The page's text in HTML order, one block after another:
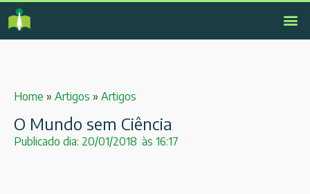
Home » Artigos » Artigos
O Mundo sem Ciência
Publicado dia: 20/01/2018 às 16:17